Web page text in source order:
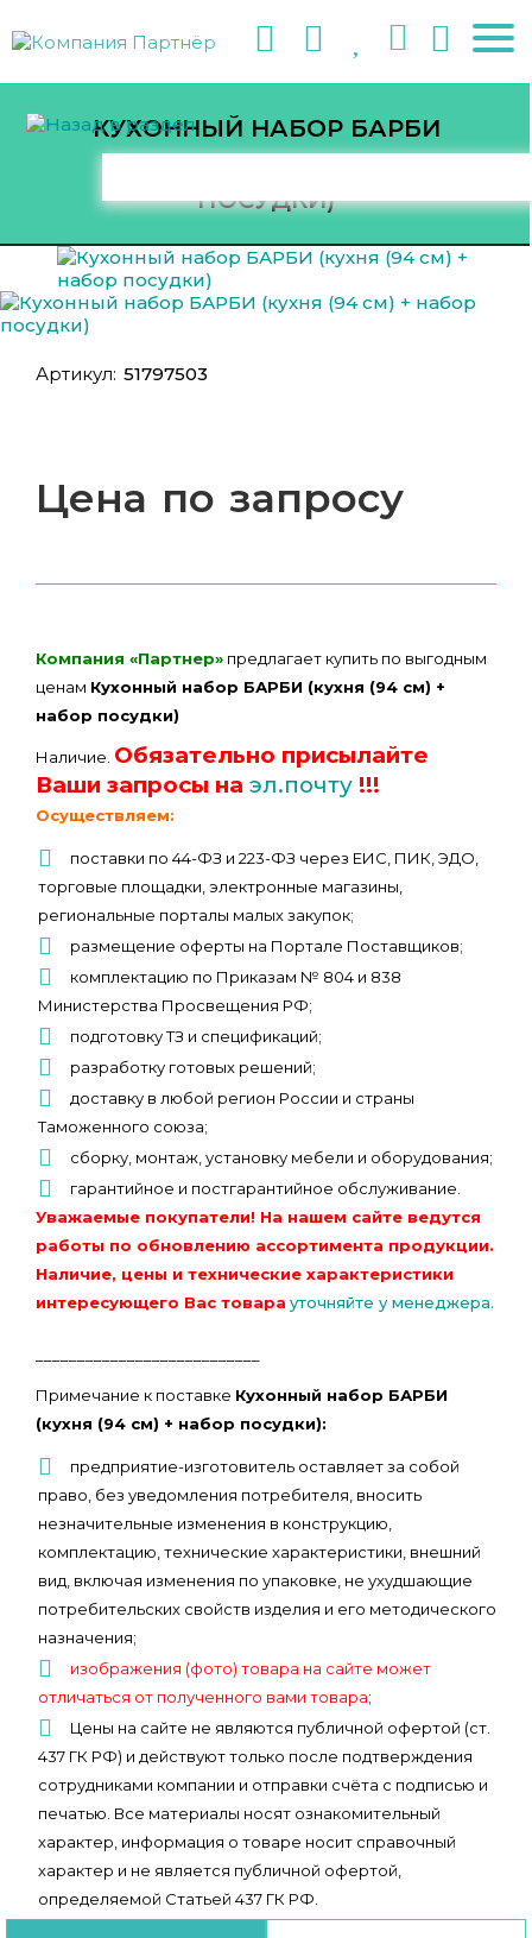
КУХОННЫЙ НАБОР БАРБИ
ПОСУДКИ)
Артикул: 51797503
Цена по запросу
Компания «Партнер» предлагает купить по выгодным
ценам Кухонный набор БАРБИ (кухня (94 см) +
набор посудки)
Наличие. Обязательно присылайте
Ваши запросы на эл.почту !!!
Осуществляем:
поставки по 44-ФЗ и 223-ФЗ через ЕИС, ПИК, ЭДО,
торговые площадки, электронные магазины,
региональные порталы малых закупок;
размещение оферты на Портале Поставщиков;
комплектацию по Приказам № 804 и 838
Министерства Просвещения РФ;
подготовку ТЗ и спецификаций;
разработку готовых решений;
доставку в любой регион России и страны
Таможенного союза;
сборку, монтаж, установку мебели и оборудования;
гарантийное и постгарантийное обслуживание.
Уважаемые покупатели! На нашем сайте ведутся
работы по обновлению ассортимента продукции.
Наличие, цены и технические характеристики
интересующего Вас товара уточняйте у менеджера.
Примечание к поставке Кухонный набор БАРБИ
(кухня (94 см) + набор посудки):
предприятие-изготовитель оставляет за собой
право, без уведомления потребителя, вносить
незначительные изменения в конструкцию,
комплектацию, технические характеристики, внешний
вид, включая изменения по упаковке, не ухудшающие
потребительских свойств изделия и его методического
назначения;
изображения (фото) товара на сайте может
отличаться от полученного вами товара;
Цены на сайте не являются публичной офертой (ст.
437 ГК РФ) и действуют только после подтверждения
сотрудниками компании и отправки счёта с подписью и
печатью. Все материалы носят ознакомительный
характер, информация о товаре носит справочный
характер и не является публичной офертой,
определяемой Статьей 437 ГК РФ.